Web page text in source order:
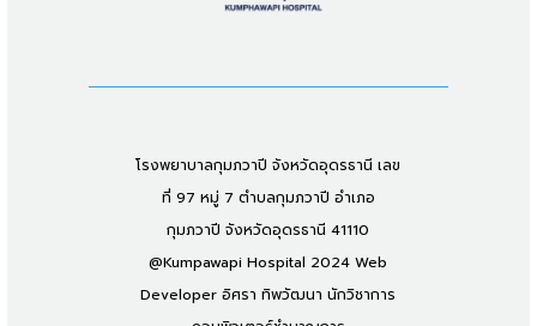
โรงพยาบาลกุมภวาปี จังหวัดอุดรธานี เลข
ที่ 97 หมู่ 7 ตำบลกุมภวาปี อำเภอ
กุมภวาปี จังหวัดอุดรธานี 41110
@Kumpawapi Hospital 2024 Web
Developer อิศรา ทิพวัฒนา นักวิชาการ